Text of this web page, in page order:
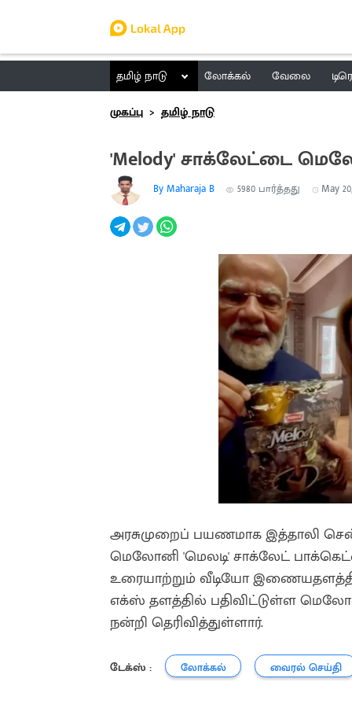
தமிழ் நாடு லோக்கல் வேலை
முகப்பு
தமிழ் நாடு
'Melody' சாக்லேட்டை
By Maharaja B 5980 பார்த்தது May
அரசுமுறைப் பயணமாக இத்தாலி
மெலோனி 'மெலடி' சாக்லேட்
உரையாற்றும் வீடியோ
எக்ஸ் தளத்தில் பதிவிட்டுள்ள
நன்றி தெரிவித்துள்ளார்.
டேக்ஸ் : லோக்கல் வைரல் செய்தி